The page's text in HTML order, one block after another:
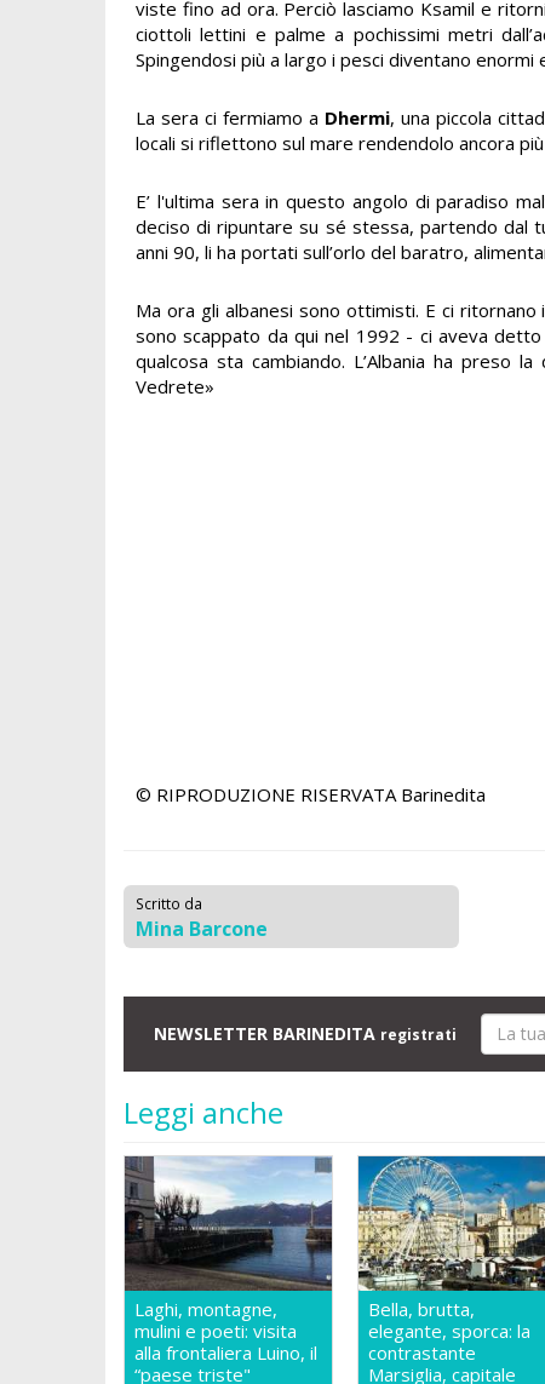
viste fino ad ora. Perciò lasciamo Ksamil e
ciottoli lettini e palme a pochissimi metri
Spingendosi più a largo i pesci diventano
La sera ci fermiamo a Dhermi, una piccola
locali si riflettono sul mare rendendolo ancora
E’ l'ultima sera in questo angolo di paradiso
deciso di ripuntare su sé stessa, partendo dal
anni 90, li ha portati sull’orlo del baratro,
Ma ora gli albanesi sono ottimisti. E ci
sono scappato da qui nel 1992 - ci aveva
qualcosa sta cambiando. L’Albania ha preso
Vedrete»
© RIPRODUZIONE RISERVATA Barinedita
Scritto da
Mina Barcone
NEWSLETTER BARINEDITA registrati
Leggi anche
Laghi, montagne,
mulini e poeti: visita
alla frontaliera Luino, il
“paese triste"
Bella, brutta,
elegante, sporca: la
contrastante
Marsiglia, capitale